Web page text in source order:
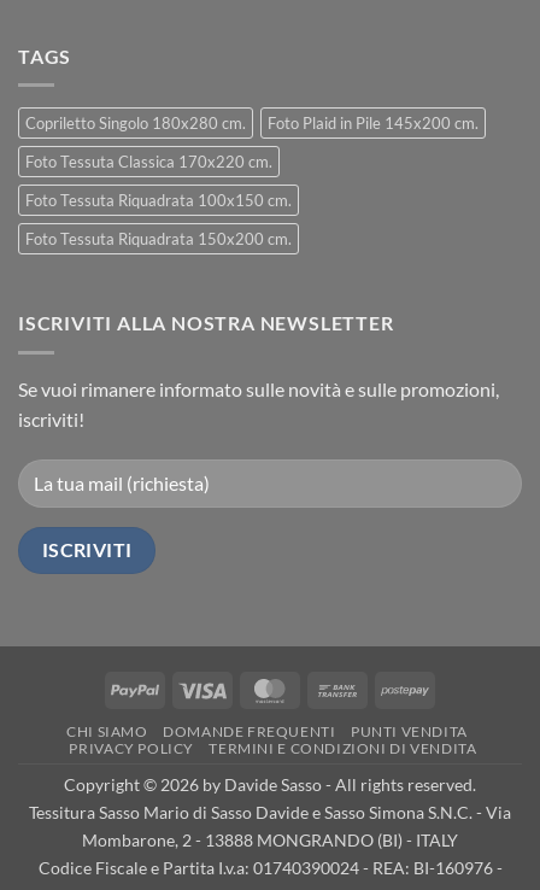
TAGS
Copriletto Singolo 180x280 cm.
Foto Plaid in Pile 145x200 cm.
Foto Tessuta Classica 170x220 cm.
Foto Tessuta Riquadrata 100x150 cm.
Foto Tessuta Riquadrata 150x200 cm.
ISCRIVITI ALLA NOSTRA NEWSLETTER
Se vuoi rimanere informato sulle novità e sulle promozioni,
iscriviti!
PayPal Visa MasterCardBank
Postepay
CHI SIAMO DOMANDE FREQUENTI
PUNTI VENDITA
PRIVACY POLICY
TERMINI E CONDIZIONI DI VENDITA
Copyright © 2026 by Davide Sasso - All rights reserved.
Tessitura Sasso Mario di Sasso Davide e Sasso Simona S.N.C. - Via
Mombarone, 2 - 13888 MONGRANDO (BI) - ITALY
Codice Fiscale e Partita I.v.a: 01740390024 - REA: BI-160976 -